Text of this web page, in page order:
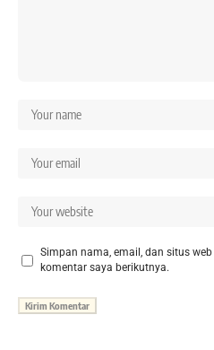
Simpan nama, email, dan situs
komentar saya berikutnya.